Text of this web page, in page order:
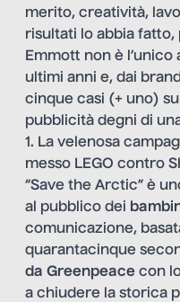
merito, creatività,
risultati lo abbia fatto,
Emmott non è
ultimi anni e, dai
cinque casi (+ uno)
pubblicità degni di
1. La velenosa
messo LEGO contro
“Save the Arctic” è
al pubblico dei
comunicazione,
quarantacinque
da Greenpeace con
a chiudere la storica